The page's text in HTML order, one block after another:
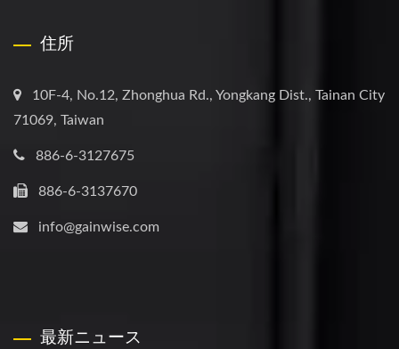
住所
10F-4, No.12, Zhonghua Rd., Yongkang Dist., Tainan City
71069, Taiwan
886-6-3127675
886-6-3137670
info@gainwise.com
最新ニュース